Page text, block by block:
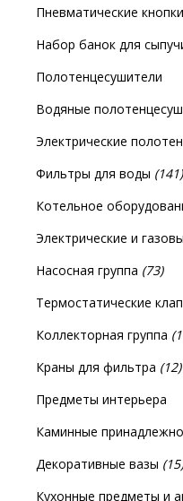
Пневматические кнопки
Набор банок для
Полотенцесушители
Водяные
Электрические
Фильтры для воды (141)
Котельное
Электрические и
Насосная группа (73)
Термостатические
Коллекторная группа
Краны для фильтра (12)
Предметы интерьера
Каминные
Декоративные вазы (15)
Кухонные предметы и